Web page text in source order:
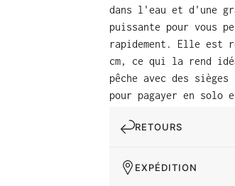
dans l'eau et d'une
puissante pour vous
rapidement. Elle est
cm, ce qui la rend
pêche avec des
pour pagayer en solo
RETOURS
EXPÉDITION